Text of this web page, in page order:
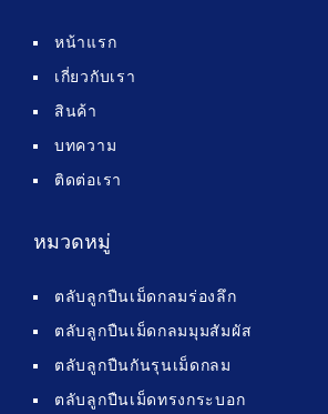
หน้าแรก
เกี่ยวกับเรา
สินค้า
บทความ
ติดต่อเรา
หมวดหมู่
ตลับลูกปืนเม็ดกลมร่องลึก
ตลับลูกปืนเม็ดกลมมุมสัมผัส
ตลับลูกปืนกันรุนเม็ดกลม
ตลับลูกปืนเม็ดทรงกระบอก